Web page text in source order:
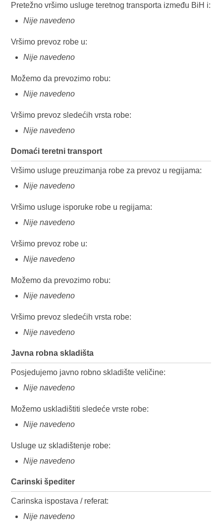
Pretežno vršimo usluge teretnog transporta između BiH i:
Nije navedeno
Vršimo prevoz robe u:
Nije navedeno
Možemo da prevozimo robu:
Nije navedeno
Vršimo prevoz sledećih vrsta robe:
Nije navedeno
Domaći teretni transport
Vršimo usluge preuzimanja robe za prevoz u regijama:
Nije navedeno
Vršimo usluge isporuke robe u regijama:
Nije navedeno
Vršimo prevoz robe u:
Nije navedeno
Možemo da prevozimo robu:
Nije navedeno
Vršimo prevoz sledećih vrsta robe:
Nije navedeno
Javna robna skladišta
Posjedujemo javno robno skladište veličine:
Nije navedeno
Možemo uskladištiti sledeće vrste robe:
Nije navedeno
Usluge uz skladištenje robe:
Nije navedeno
Carinski špediter
Carinska ispostava / referat:
Nije navedeno